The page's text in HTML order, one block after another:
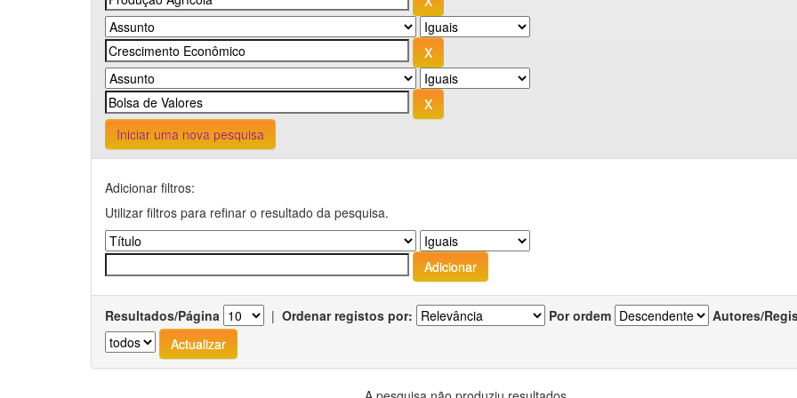
Iniciar uma nova pesquisa
Adicionar filtros:
Utilizar filtros para refinar o resultado da pesquisa.
Resultados/Página | Ordenar registos por: Por ordem Autores/